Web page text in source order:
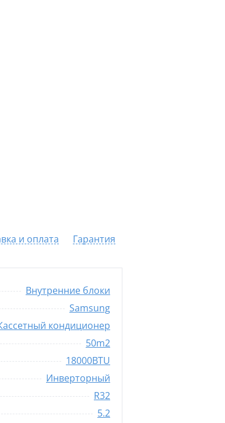
и оплата Гарантия
Внутренние блоки
Samsung
кондиционер
50m2
18000BTU
Инверторный
R32
5.2